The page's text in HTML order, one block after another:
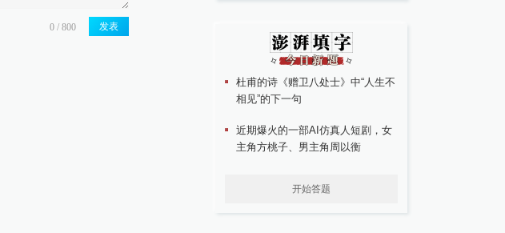
发表
杜甫的诗《赠卫八处士》中“人生不
相见”的下一句
近期爆火的一部AI仿真人短剧，女
主角方桃子、男主角周以衡
开始答题